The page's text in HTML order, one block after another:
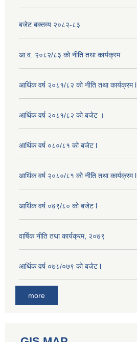
बजेट बक्तव्य २०८२-८३
आ.व. २०८२/८३ को नीति तथा कार्यक्रम
आर्थिक वर्ष २०८१/८२ को नीति तथा कार्यक्रम l
आर्थिक वर्ष २०८१/८२ को बजेट ।
आर्थिक वर्ष ०८०/८१ को बजेट l
आर्थिक वर्ष २०८०/८१ को नीति तथा कार्यक्रम l
आर्थिक वर्ष ०७९/८० को बजेट l
वार्षिक नीति तथा कार्यक्रम, २०७९
आर्थिक वर्ष ०७८/०७९ को बजेट l
more